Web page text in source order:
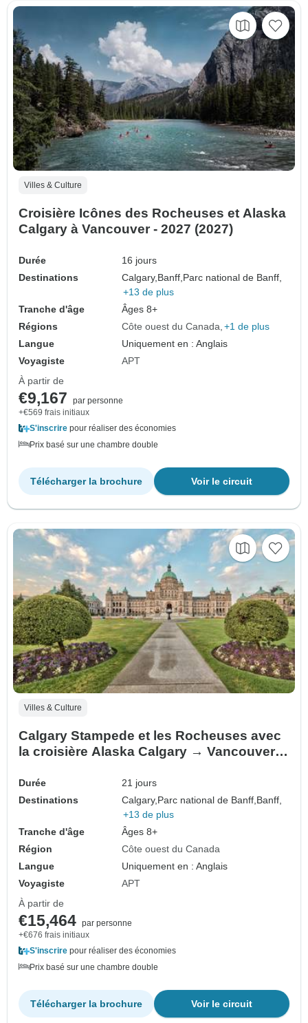
Villes & Culture
Croisière Icônes des Rocheuses et Alaska
Calgary à Vancouver - 2027 (2027)
Durée
16 jours
Destinations
Calgary, Banff, Parc national de Banff,
+13 de plus
Tranche d'âge
Âges 8+
Régions
Côte ouest du Canada +1 de plus
Langue
Uniquement en : Anglais
Voyagiste
APT
À partir de
€9,167
par personne
+€569 frais initiaux
S'inscrire pour réaliser des économies
Prix basé sur une chambre double
Voir le circuit
Télécharger la brochure
Villes & Culture
Calgary Stampede et les Rocheuses avec
la croisière Alaska Calgary → Vancouver
Durée
21 jours
Destinations
Calgary, Parc national de Banff, Banff,
+13 de plus
Tranche d'âge
Âges 8+
Région
Côte ouest du Canada
Langue
Uniquement en : Anglais
Voyagiste
APT
À partir de
€15,464 par personne
+€676 frais initiaux
S'inscrire pour réaliser des économies
Prix basé sur une chambre double
Voir le circuit
Télécharger la brochure